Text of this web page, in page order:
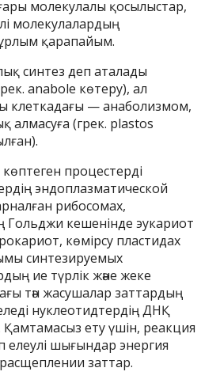
молекулалы қосылыстар,
молекулалардың
қарапайым.
синтез деп аталады
anabole көтеру), ал
клеткадағы — анаболизмом,
алмасуға (грек. plastos
процестерді
эндоплазматической
рибосомах,
Гольджи кешенінде эукариот
көмірсу пластидах
синтезируемых
ие түрлік және жеке
тән жасушалар заттардың
нуклеотидтердің ДНҚ
ету үшін, реакция
елеулі шығындар энергия
заттар.